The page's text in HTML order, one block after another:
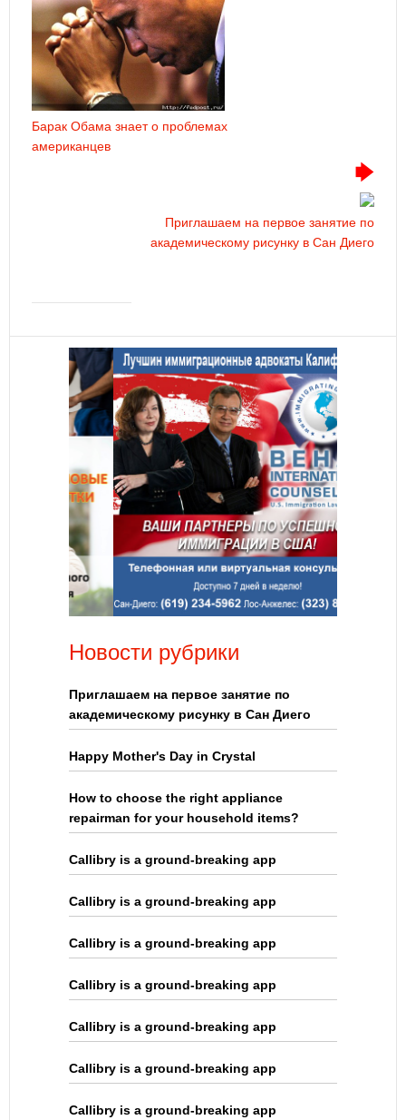
Барак Обама знает о проблемах
американцев
Приглашаем на первое занятие по
академическому рисунку в Сан Диего
Новости рубрики
Приглашаем на первое занятие по
академическому рисунку в Сан Диего
Happy Mother's Day in Crystal
How to choose the right appliance
repairman for your household items?
Callibry is a ground-breaking app
Callibry is a ground-breaking app
Callibry is a ground-breaking app
Callibry is a ground-breaking app
Callibry is a ground-breaking app
Callibry is a ground-breaking app
Callibry is a ground-breaking app